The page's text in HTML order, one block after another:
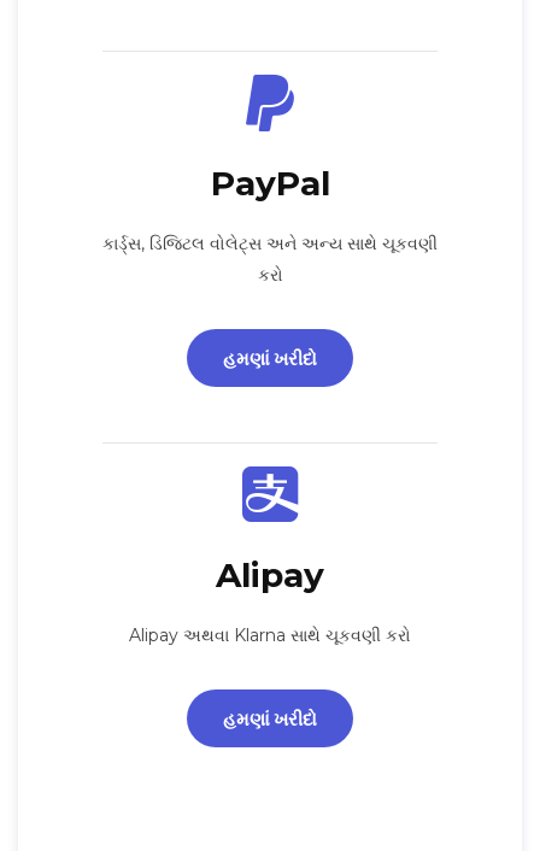
PayPal
કાર્ડ્સ, ડિજિટલ વોલેટ્સ અને અન્ય સાથે ચૂકવણી
કરો
હમણાં ખરીદો
Alipay
Alipay અથવા Klarna સાથે ચૂકવણી કરો
હમણાં ખરીદો